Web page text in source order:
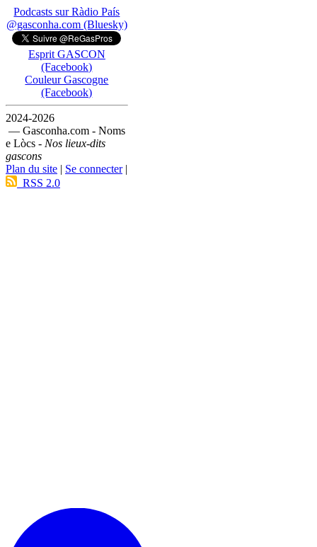
Podcasts sur Ràdio País
@gasconha.com (Bluesky)
Esprit GASCON
(Facebook)
Couleur Gascogne
(Facebook)
2024-2026
— Gasconha.com - Noms
e Lòcs - Nos lieux-dits
gascons
Plan du site | Se connecter|
RSS 2.0